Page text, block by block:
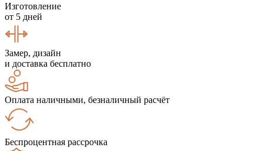
Изготовление
от 5 дней
Замер, дизайн
и доставка бесплатно
Оплата наличными, безналичный расчёт
Беспроцентная рассрочка